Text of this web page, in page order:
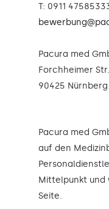
T: 0911
Pacura med
Forchheimer
90425 Nürnberg
Pacura med
auf den
Mittelpunkt und
Seite.